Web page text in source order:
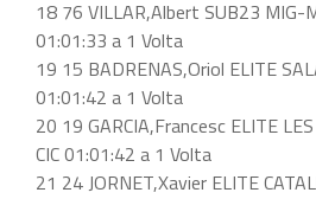
18 76 VILLAR,Albert SUB23 MIG-
01:01:33 a 1 Volta
19 15 BADRENAS,Oriol ELITE
01:01:42 a 1 Volta
20 19 GARCIA,Francesc ELITE
CIC 01:01:42 a 1 Volta
21 24 JORNET,Xavier ELITE